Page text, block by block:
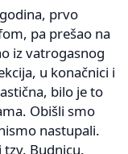
prvo
pa prešao na
iz vatrogasnog
u konačnici i
bilo je to
Obišli smo
nastupali.
tzv. Budnicu.